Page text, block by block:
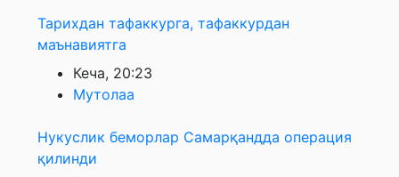
Тарихдан тафаккурга, тафаккурдан
маънавиятга
Кеча, 20:23
Мутолаа
Нукуслик беморлар Самарқандда операция
қилинди